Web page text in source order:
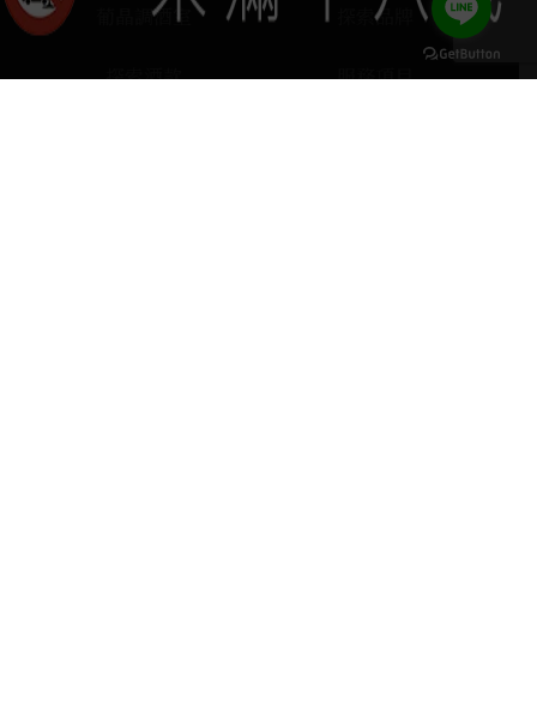
葡晶調酒室 探索品牌
探索酒款 服務項目